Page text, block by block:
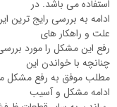
استفاده می باشد. در
ادامه به بررسی رایج‌ ترین
علت و راهکار های
رفع این مشکل را مورد
چنانچه با خواندن این
مطلب موفق به رفع مشکل
ادامه مشکل و آسیب